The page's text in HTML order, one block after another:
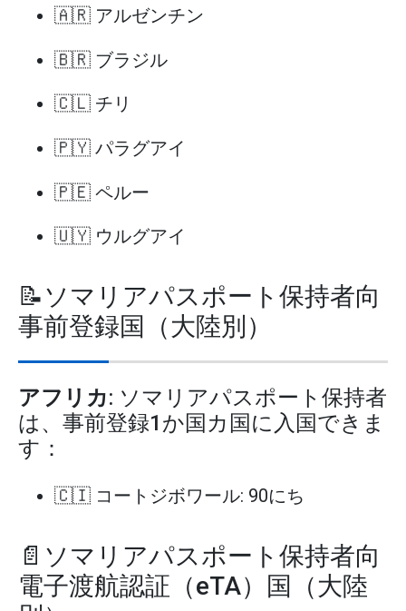
🇦🇷 アルゼンチン
🇧🇷 ブラジル
🇨🇱 チリ
🇵🇾 パラグアイ
🇵🇪 ペルー
🇺🇾 ウルグアイ
📝ソマリアパスポート保持者向
事前登録国（大陸別）
アフリカ: ソマリアパスポート保持者
は、事前登録1か国カ国に入国できま
す：
🇨🇮 コートジボワール: 90にち
📄ソマリアパスポート保持者向
電子渡航認証（eTA）国（大陸